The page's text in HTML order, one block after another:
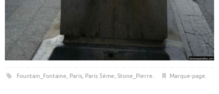
Fountain_Fontaine, Paris, Paris 5ème, Stone_Pierre. Marque-page.